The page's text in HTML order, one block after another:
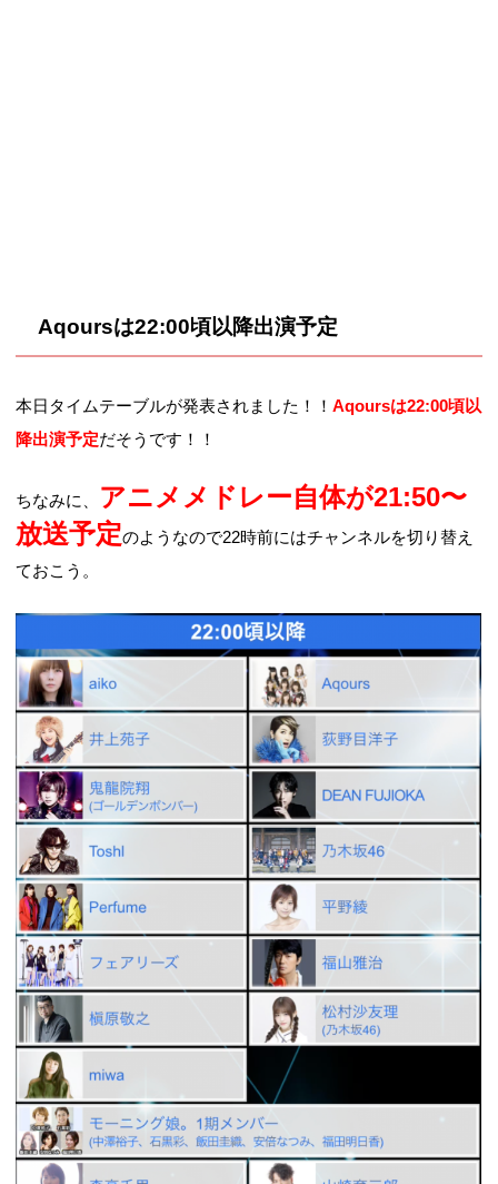
Aqoursは22:00頃以降出演予定
本日タイムテーブルが発表されました！！Aqoursは22:00頃以
降出演予定だそうです！！
ちなみに、 アニメメドレー自体が21:50〜
放送予定のようなので22時前にはチャンネルを切り替え
ておこう。